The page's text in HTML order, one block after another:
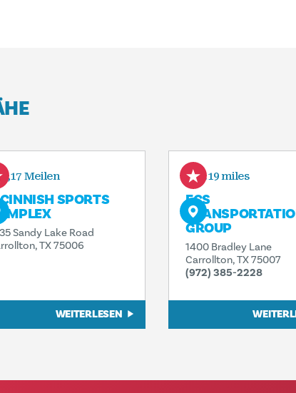
1,17 Meilen
SPORTS
Sandy Lake Road
TX 75006
WEITERLESEN
2.19 miles
ECS
GROUP
1400 Bradley Lane
Carrollton, TX 75007
(972) 385-2228